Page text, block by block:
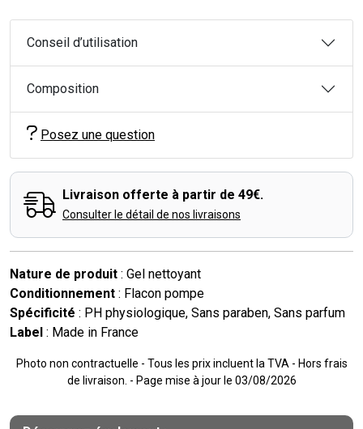
Conseil d’utilisation
Composition
Posez une question
Livraison offerte à partir de 49€.
Consulter le détail de nos livraisons
Nature de produit : Gel nettoyant
Conditionnement : Flacon pompe
Spécificité : PH physiologique, Sans paraben, Sans parfum
Label : Made in France
Photo non contractuelle - Tous les prix incluent la TVA - Hors frais
de livraison. - Page mise à jour le 03/08/2026